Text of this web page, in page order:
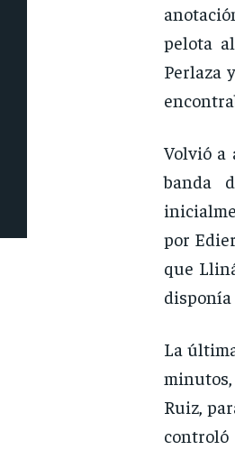
pelota
Perlaza
Volvió a
banda
por
que
disponía
La
minutos,
Ruiz,